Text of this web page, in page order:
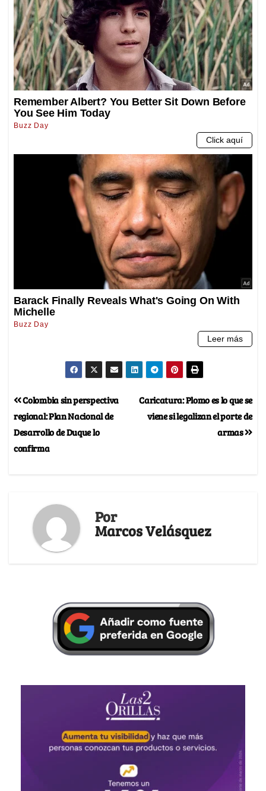
Caricatura: Plomo es lo que se
viene si legalizan el porte de
armas
Colombia sin perspectiva
regional: Plan Nacional de
Desarrollo de Duque lo
confirma
Por
Marcos Velásquez